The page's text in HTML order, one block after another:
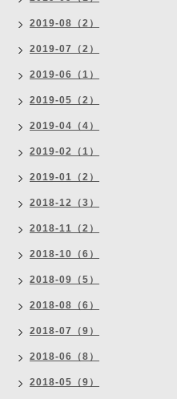
2019-08（2）
2019-07（2）
2019-06（1）
2019-05（2）
2019-04（4）
2019-02（1）
2019-01（2）
2018-12（3）
2018-11（2）
2018-10（6）
2018-09（5）
2018-08（6）
2018-07（9）
2018-06（8）
2018-05（9）